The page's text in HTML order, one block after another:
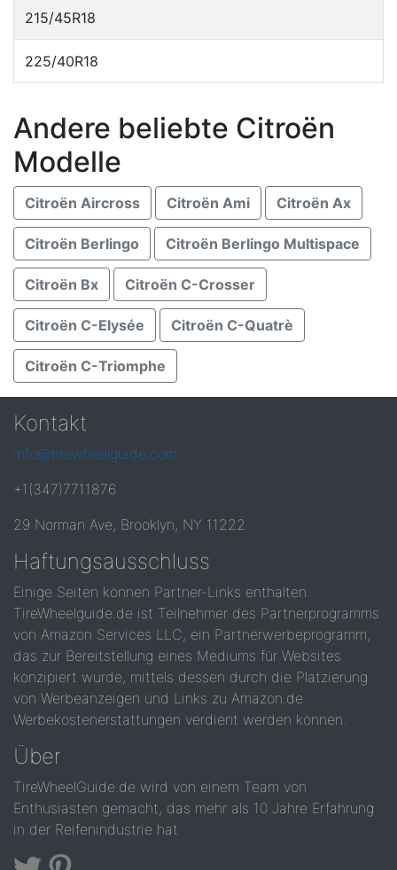
215/45R18
225/40R18
Andere beliebte Citroën
Modelle
Citroën Aircross Citroën Ami Citroën Ax
Citroën Berlingo Citroën Berlingo Multispace
Citroën Bx Citroën C-Crosser
Citroën C-Elysée Citroën C-Quatrè
Citroën C-Triomphe
Kontakt
info@tirewheelguide.com
+1(347)7711876
29 Norman Ave, Brooklyn, NY 11222
Haftungsausschluss
Einige Seiten können Partner-Links enthalten.
TireWheelguide.de ist Teilnehmer des Partnerprogramms
von Amazon Services LLC, ein Partnerwerbeprogramm,
das zur Bereitstellung eines Mediums für Websites
konzipiert wurde, mittels dessen durch die Platzierung
von Werbeanzeigen und Links zu Amazon.de
Werbekostenerstattungen verdient werden können.
Über
TireWheelGuide.de wird von einem Team von
Enthusiasten gemacht, das mehr als 10 Jahre Erfahrung
in der Reifenindustrie hat